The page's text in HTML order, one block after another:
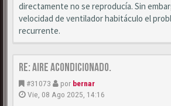
directamente no se reproducía. Sin
velocidad de ventilador habitáculo el
recurrente.
Re: Aire acondicionado.
#31073 por bernar
Vie, 08 Ago 2025, 14:16